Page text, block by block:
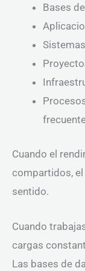
Bases
Cuando el
compartidos,
sentido.
Cuando
cargas
Las bases de